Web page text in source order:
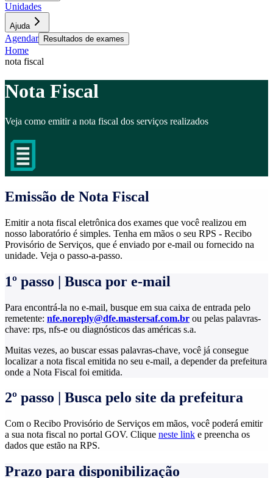
Unidades
Ajuda
Agendar Resultados de exames
Home
nota fiscal
Nota Fiscal
Veja como emitir a nota fiscal dos serviços realizados
Emissão de Nota Fiscal
Emitir a nota fiscal eletrônica dos exames que você realizou em
nosso laboratório é simples. Tenha em mãos o seu RPS - Recibo
Provisório de Serviços, que é enviado por e-mail ou fornecido na
unidade. Veja o passo-a-passo.
1º passo | Busca por e-mail
Para encontrá-la no e-mail, busque em sua caixa de entrada pelo
remetente: nfe.noreply@dfe.mastersaf.com.br ou pelas palavras-
chave: rps, nfs-e ou diagnósticos das américas s.a.
Muitas vezes, ao buscar essas palavras-chave, você já consegue
localizar a nota fiscal emitida no seu e-mail, a depender da prefeitura
onde a Nota Fiscal foi emitida.
2º passo | Busca pelo site da prefeitura
Com o Recibo Provisório de Serviços em mãos, você poderá emitir
a sua nota fiscal no portal GOV. Clique neste link e preencha os
dados que estão na RPS.
Prazo para disponibilização